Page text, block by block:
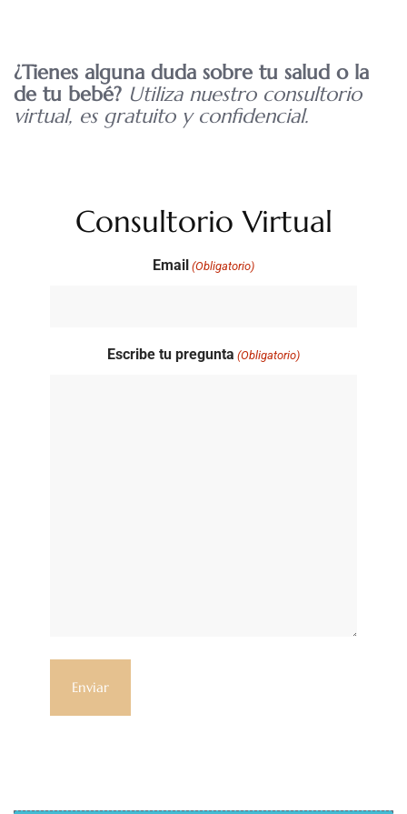
¿Tienes alguna duda sobre tu salud o la
de tu bebé? Utiliza nuestro consultorio
virtual, es gratuito y confidencial.
Consultorio Virtual
Email (Obligatorio)
Escribe tu pregunta (Obligatorio)